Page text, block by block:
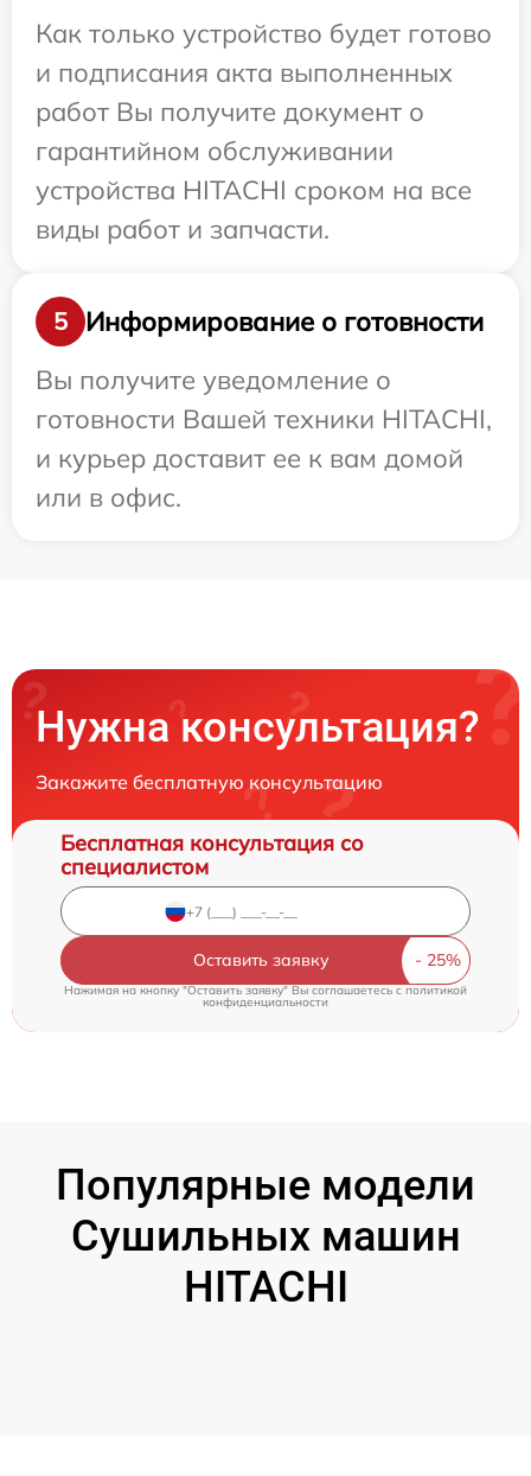
Как только устройство будет готово
и подписания акта выполненных
работ Вы получите документ о
гарантийном обслуживании
устройства HITACHI сроком на все
виды работ и запчасти.
5
Информирование о готовности
Вы получите уведомление о
готовности Вашей техники HITACHI,
и курьер доставит ее к вам домой
или в офис.
Нужна консультация?
Закажите бесплатную консультацию
Бесплатная консультация со
специалистом
Оставить заявку
Нажимая на кнопку "Оставить заявку" Вы соглашаетесь c политикой
конфиденциальности
Популярные модели
Сушильных машин
HITACHI